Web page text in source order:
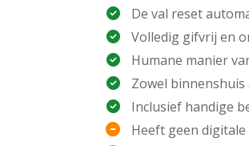
De val reset
Volledig gifvrij en
Humane manier
Zowel
Inclusief handige
Heeft geen